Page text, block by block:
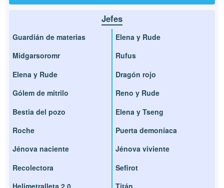
Jefes
Guardián de materias
Midgarsoromr
Elena y Rude
Gólem de mitrilo
Bestia del pozo
Roche
Jénova naciente
Recolectora
Elena y Rude
Rufus
Dragón rojo
Reno y Rude
Elena y Tseng
Puerta demoníaca
Jénova viviente
Sefirot